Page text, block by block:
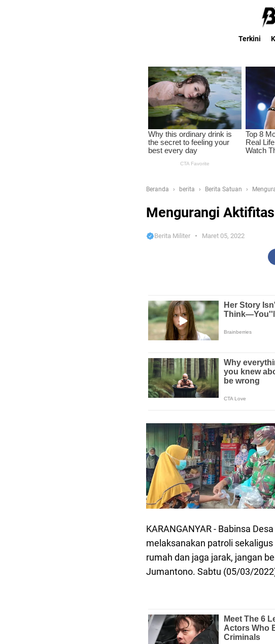
Terkini
Beranda berita Berita Satuan
Mengurangi
Berita Militer Maret 05, 2022
KARANGANYAR - Babinsa
melaksanakan patroli
rumah dan jaga jarak, jangan
Jumantono. Sabtu (05/03/